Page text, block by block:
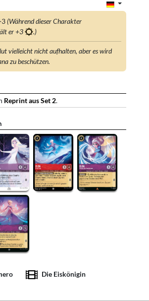
(Während dieser Charakter
er +3
.)
vielleicht nicht aufhalten, aber es wird
zu beschützen.
Reprint aus Set 2.
Die Eiskönigin